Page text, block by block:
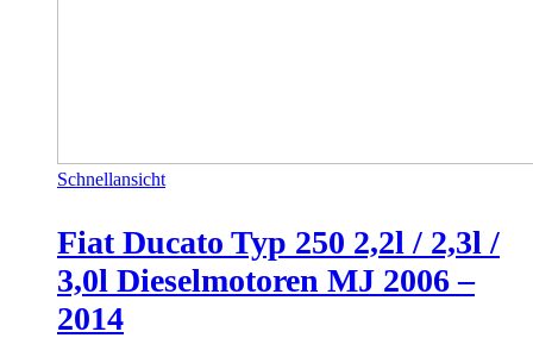
Schnellansicht
Fiat Ducato Typ 250 2,2l / 2,3l /
3,0l Dieselmotoren MJ 2006 –
2014